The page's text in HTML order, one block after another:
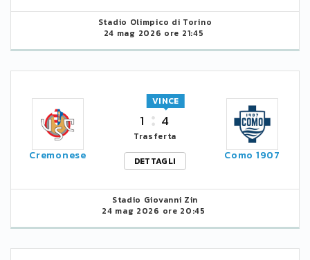
Stadio Olimpico di Torino
24 mag 2026 ore 21:45
Cremonese
1 4
VINCE
Trasferta
DETTAGLI
Como 1907
Stadio Giovanni Zin
24 mag 2026 ore 20:45